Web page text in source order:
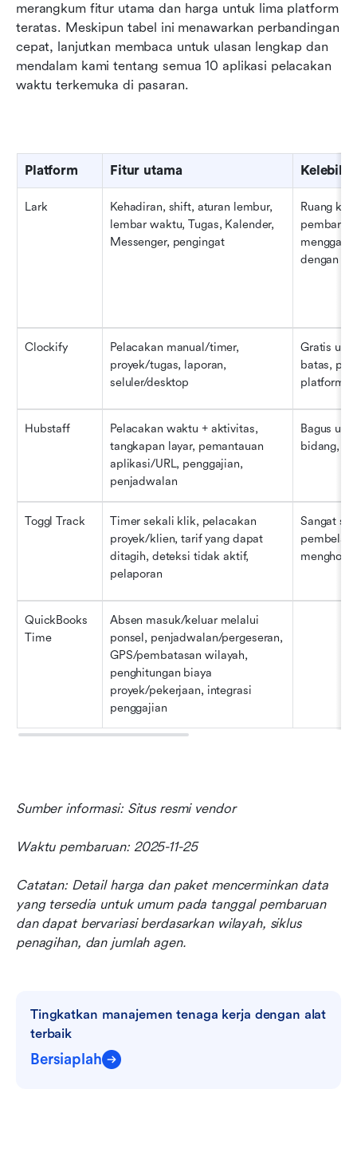
merangkum fitur utama dan harga untuk lima platform
teratas. Meskipun tabel ini menawarkan perbandingan
cepat, lanjutkan membaca untuk ulasan lengkap dan
mendalam kami tentang semua 10 aplikasi pelacakan
waktu terkemuka di pasaran.
Platform Fitur utama
Lark
Kehadiran, shift, aturan lembur,
lembar waktu, Tugas, Kalender,
Messenger, pengingat
Ruang
dengan
Clockify
Pelacakan manual/timer,
proyek/tugas, laporan,
seluler/desktop
Gratis
batas,
platform
Hubstaff
Pelacakan waktu + aktivitas,
tangkapan layar, pemantauan
aplikasi/URL, penggajian,
penjadwalan
Bagus
bidang,
Toggl Track
Timer sekali klik, pelacakan
proyek/klien, tarif yang dapat
ditagih, deteksi tidak aktif,
pelaporan
Sangat
QuickBooks
Time
Absen masuk/keluar melalui
ponsel, penjadwalan/pergeseran,
GPS/pembatasan wilayah,
penghitungan biaya
proyek/pekerjaan, integrasi
penggajian
Sumber informasi: Situs resmi vendor
Waktu pembaruan: 2025-11-25
Catatan: Detail harga dan paket mencerminkan data
yang tersedia untuk umum pada tanggal pembaruan
dan dapat bervariasi berdasarkan wilayah, siklus
penagihan, dan jumlah agen.
Tingkatkan manajemen tenaga kerja dengan alat
terbaik
Bersiaplah